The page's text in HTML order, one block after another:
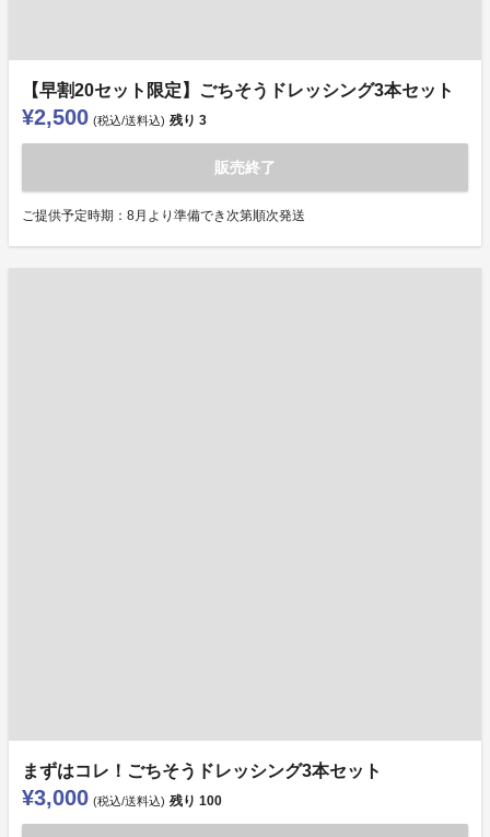
【早割20セット限定】ごちそうドレッシング3本セット
¥2,500 (税込/送料込) 残り 3
販売終了
ご提供予定時期：8月より準備でき次第順次発送
まずはコレ！ごちそうドレッシング3本セット
¥3,000 (税込/送料込) 残り 100